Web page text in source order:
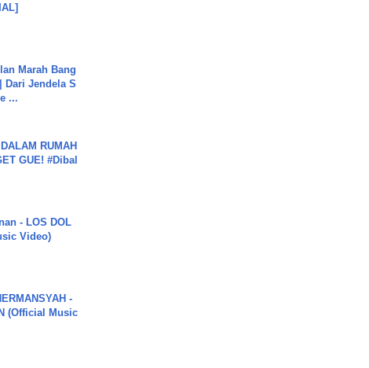
Marah Bang
Dari Jendela S
...
RUMAH
GUE! #Dibal
- LOS DOL
Video)
-
(Official Music